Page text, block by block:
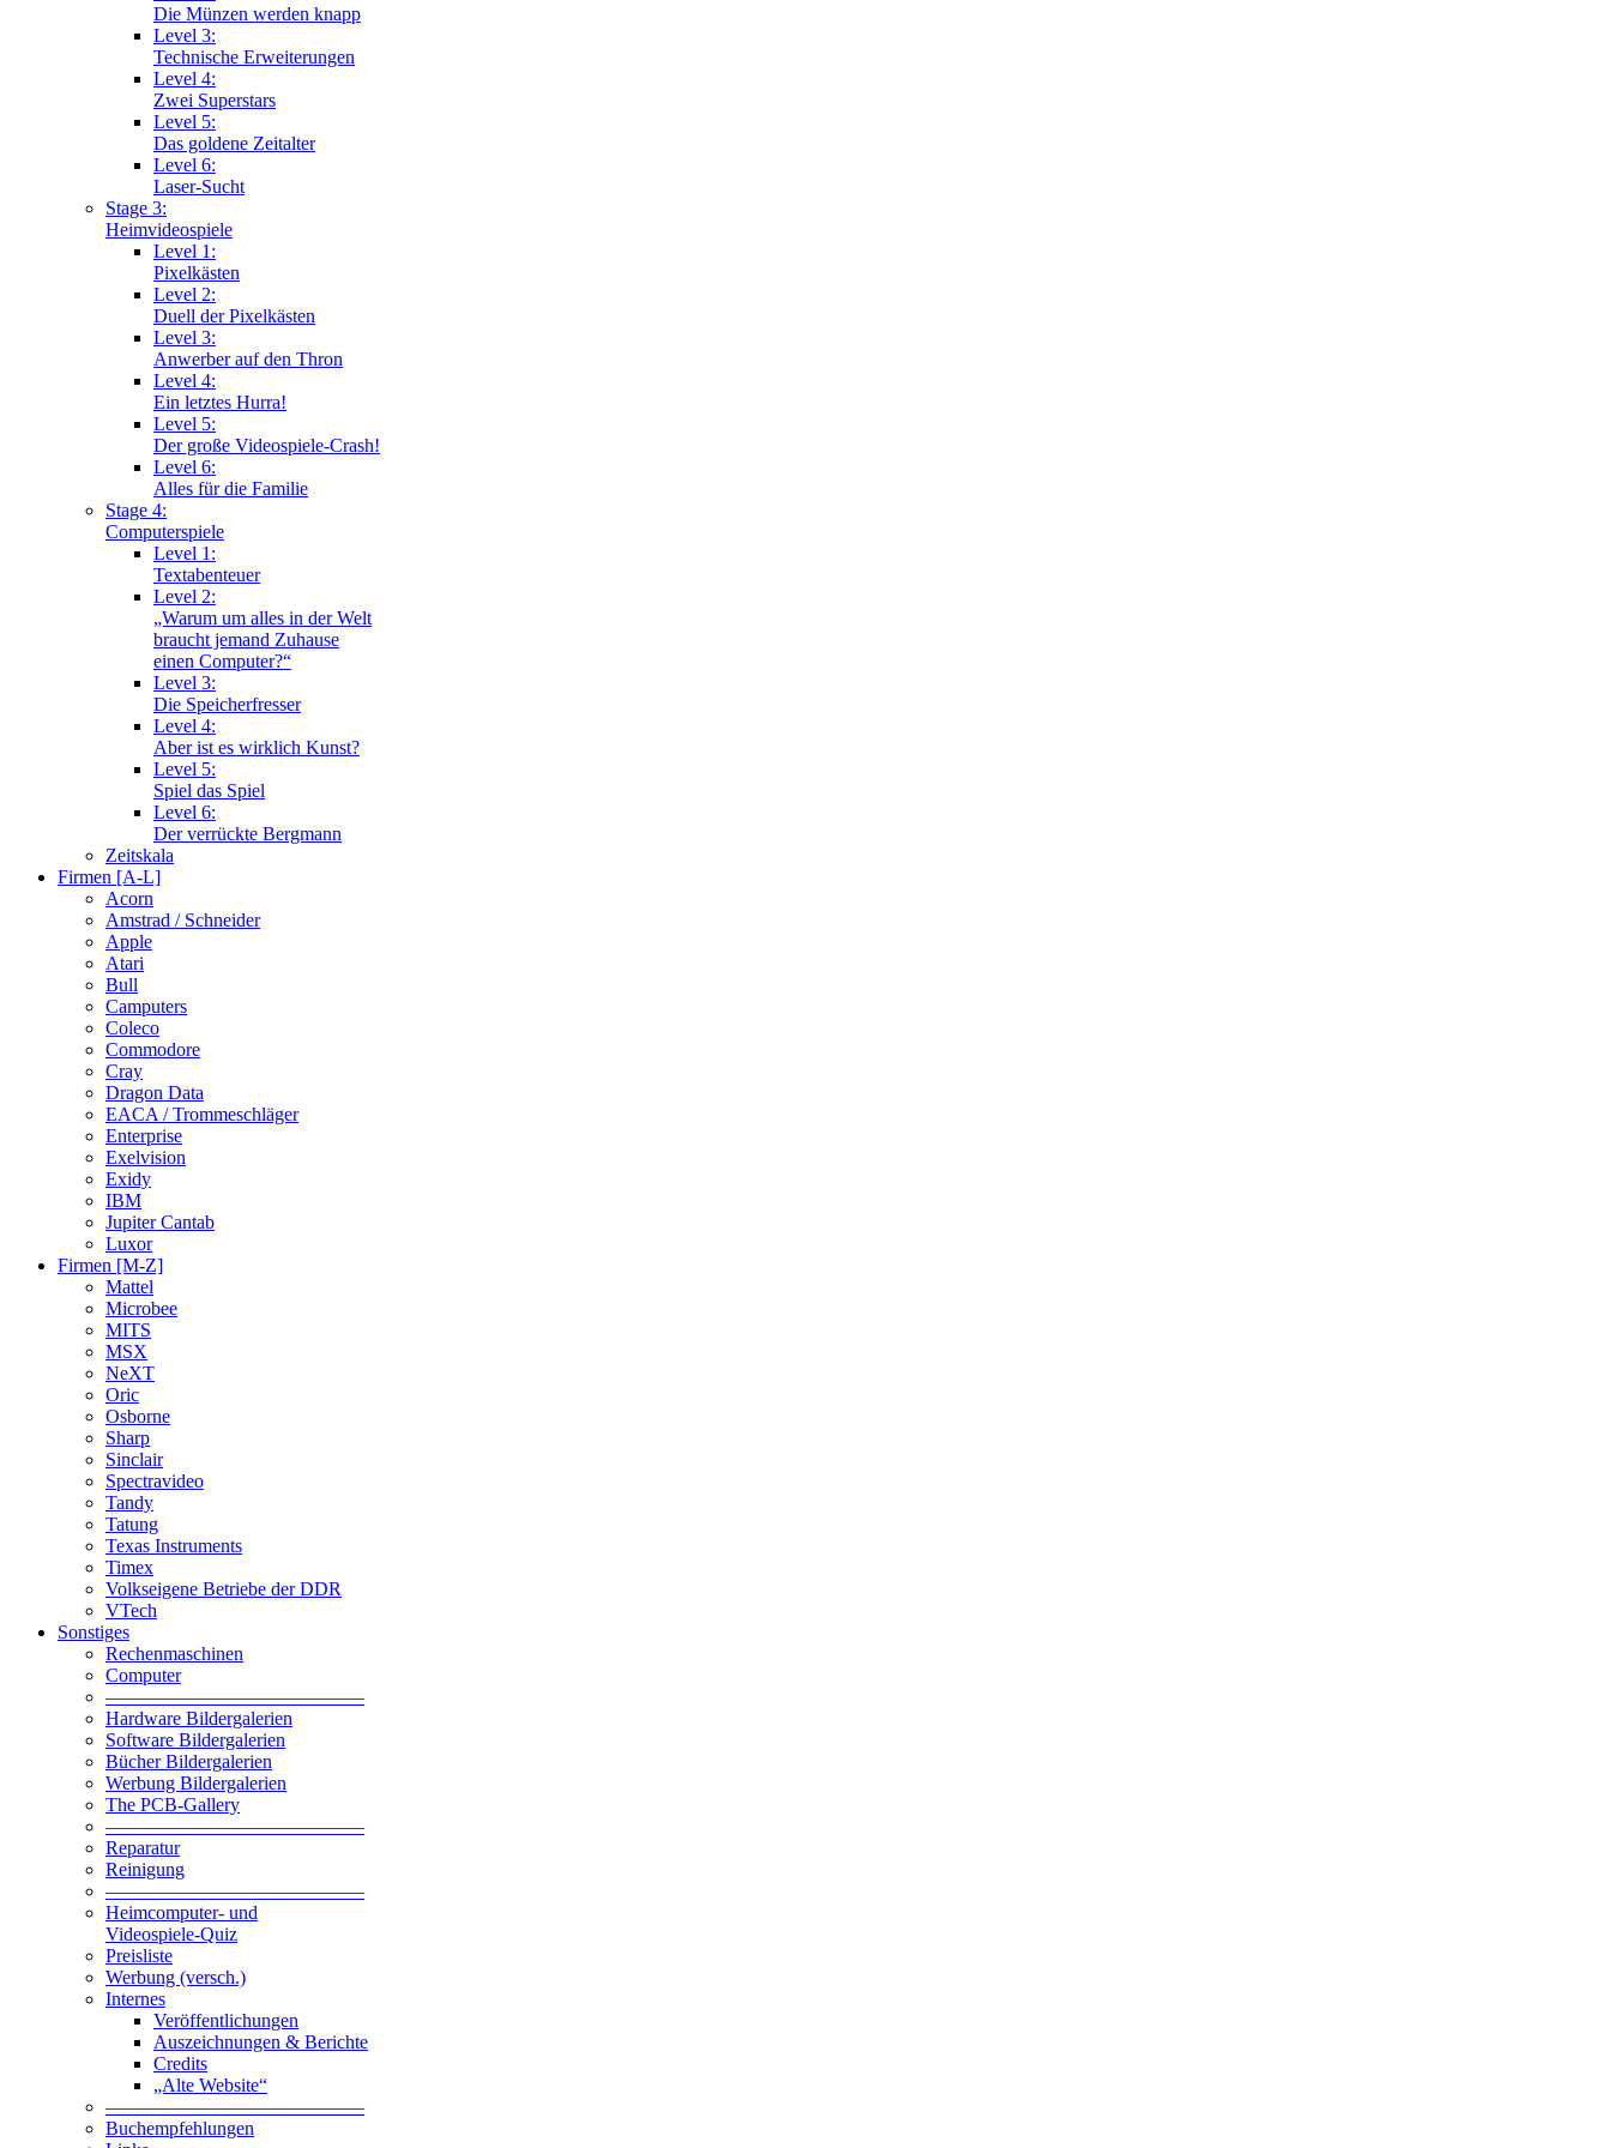
Die Münzen werden knapp
Level 3:
Technische Erweiterungen
Level 4:
Zwei Superstars
Level 5:
Das goldene Zeitalter
Level 6:
Laser-Sucht
Stage 3:
Heimvideospiele
Level 1:
Pixelkästen
Level 2:
Duell der Pixelkästen
Level 3:
Anwerber auf den Thron
Level 4:
Ein letztes Hurra!
Level 5:
Der große Videospiele-Crash!
Level 6:
Alles für die Familie
Stage 4:
Computerspiele
Level 1:
Textabenteuer
Level 2:
„Warum um alles in der Welt
braucht jemand Zuhause
einen Computer?“
Level 3:
Die Speicherfresser
Level 4:
Aber ist es wirklich Kunst?
Level 5:
Spiel das Spiel
Level 6:
Der verrückte Bergmann
Zeitskala
Firmen [A-L]
Acorn
Amstrad / Schneider
Apple
Atari
Bull
Camputers
Coleco
Commodore
Cray
Dragon Data
EACA / Trommeschläger
Enterprise
Exelvision
Exidy
IBM
Jupiter Cantab
Luxor
Firmen [M-Z]
Mattel
Microbee
MITS
MSX
NeXT
Oric
Osborne
Sharp
Sinclair
Spectravideo
Tandy
Tatung
Texas Instruments
Timex
Volkseigene Betriebe der DDR
VTech
Sonstiges
Rechenmaschinen
Computer
—————————————–
Hardware Bildergalerien
Software Bildergalerien
Bücher Bildergalerien
Werbung Bildergalerien
The PCB-Gallery
—————————————–
Reparatur
Reinigung
—————————————–
Heimcomputer- und
Videospiele-Quiz
Preisliste
Werbung (versch.)
Internes
Veröffentlichungen
Auszeichnungen & Berichte
Credits
„Alte Website“
—————————————–
Buchempfehlungen